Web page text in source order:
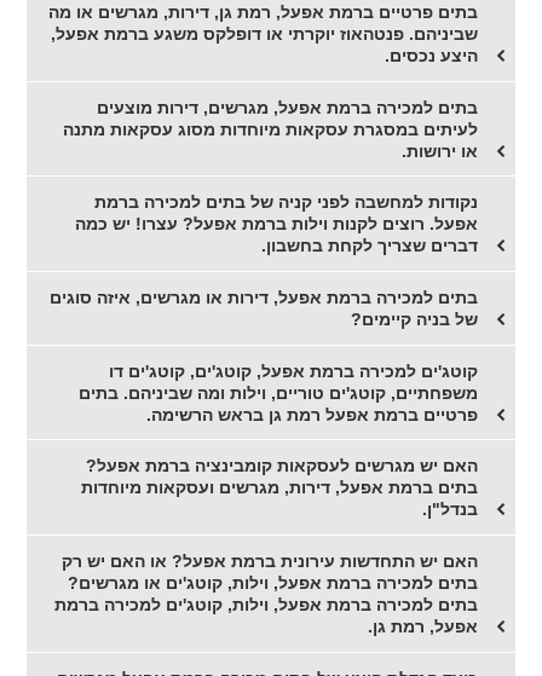
בתים פרטיים ברמת אפעל, רמת גן, דירות, מגרשים או מה
שביניהם. פנטהאוז יוקרתי או דופלקס משגע ברמת אפעל,
היצע נכסים.
בתים למכירה ברמת אפעל, מגרשים, דירות מוצעים
לעיתים במסגרת עסקאות מיוחדות מסוג עסקאות מתנה
או ירושות.
נקודות למחשבה לפני קניה של בתים למכירה ברמת
אפעל. רוצים לקנות וילות ברמת אפעל? עצרו! יש כמה
דברים שצריך לקחת בחשבון.
בתים למכירה ברמת אפעל, דירות או מגרשים, איזה סוגים
של בניה קיימים?
קוטג'ים למכירה ברמת אפעל, קוטג'ים, קוטג'ים דו
משפחתיים, קוטג'ים טוריים, וילות ומה שביניהם. בתים
פרטיים ברמת אפעל רמת גן בראש הרשימה.
האם יש מגרשים לעסקאות קומבינציה ברמת אפעל?
בתים ברמת אפעל, דירות, מגרשים ועסקאות מיוחדות
בנדל"ן.
האם יש התחדשות עירונית ברמת אפעל? או האם יש רק
בתים למכירה ברמת אפעל, וילות, קוטג'ים או מגרשים?
בתים למכירה ברמת אפעל, וילות, קוטג'ים למכירה ברמת
אפעל, רמת גן.